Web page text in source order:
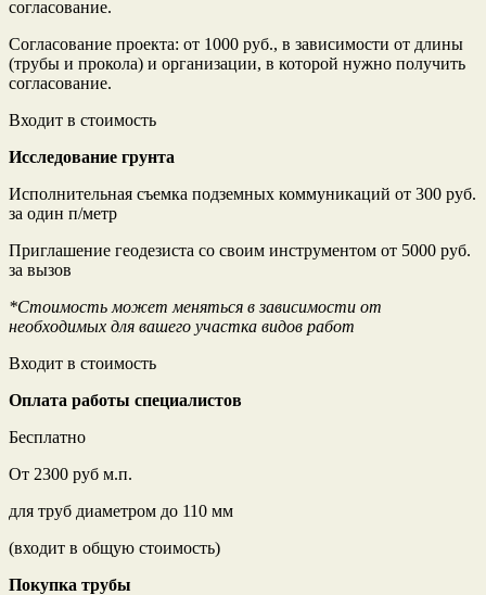
согласование.
Согласование проекта: от 1000 руб., в зависимости от длины
(трубы и прокола) и организации, в которой нужно получить
согласование.
Входит в стоимость
Исследование грунта
Исполнительная съемка подземных коммуникаций от 300 руб.
за один п/метр
Приглашение геодезиста со своим инструментом от 5000 руб.
за вызов
*Стоимость может меняться в зависимости от
необходимых для вашего участка видов работ
Входит в стоимость
Оплата работы специалистов
Бесплатно
От 2300 руб м.п.
для труб диаметром до 110 мм
(входит в общую стоимость)
Покупка трубы